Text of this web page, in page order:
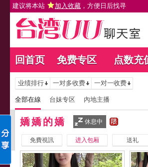
建议将本站 加入收藏 ，方便日后找寻
回首页 免费专区 点数充
业绩排行 一对多收费 一对一收费
全部在線 台妹专区 內地主播
嬌嬌的嬌 休息中
免費視訊 进入包厢 送礼